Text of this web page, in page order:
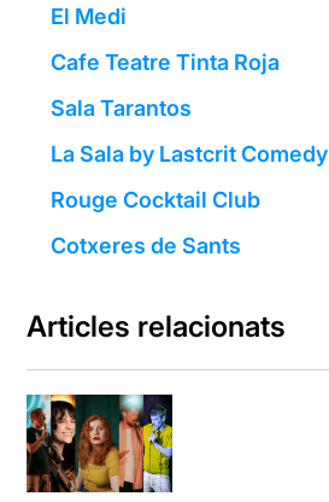
El Medi
Cafe Teatre Tinta Roja
Sala Tarantos
La Sala by Lastcrit
Rouge Cocktail Club
Cotxeres de Sants
Articles relacionats